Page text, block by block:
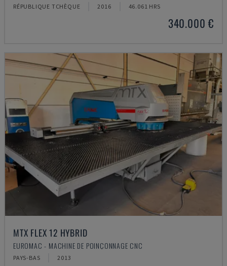
RÉPUBLIQUE TCHÈQUE 2016 46.061 HRS
340.000 €
MTX FLEX 12 HYBRID
EUROMAC - MACHINE DE POINÇONNAGE CNC
PAYS-BAS 2013